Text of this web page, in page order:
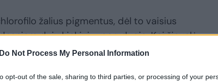
Do Not Process My Personal Information
opt-out of the sale, sharing to third parties, or processing of your
žalius pigmentus, dėl to vaisius
dujų kiekiui – paruduoja. Kai žievelė
į deguonį, taip pat pakeičia spalvą. Šis
– papasakojo mitybos specialistė.